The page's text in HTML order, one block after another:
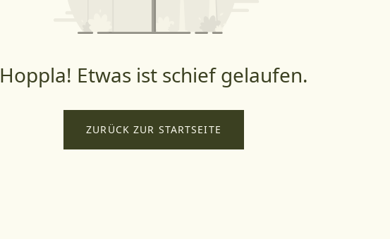
Hoppla! Etwas ist schief gelaufen.
ZURÜCK ZUR STARTSEITE